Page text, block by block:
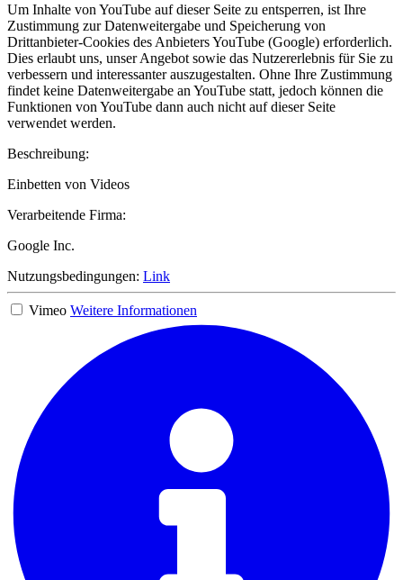
Um Inhalte von YouTube auf dieser Seite zu entsperren, ist Ihre
Zustimmung zur Datenweitergabe und Speicherung von
Drittanbieter-Cookies des Anbieters YouTube (Google) erforderlich.
Dies erlaubt uns, unser Angebot sowie das Nutzererlebnis für Sie zu
verbessern und interessanter auszugestalten. Ohne Ihre Zustimmung
findet keine Datenweitergabe an YouTube statt, jedoch können die
Funktionen von YouTube dann auch nicht auf dieser Seite
verwendet werden.
Beschreibung:
Einbetten von Videos
Verarbeitende Firma:
Google Inc.
Nutzungsbedingungen: Link
Vimeo Weitere Informationen